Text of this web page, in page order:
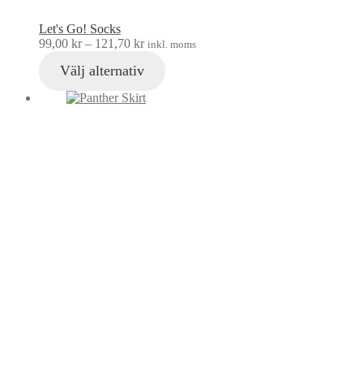
Let's Go! Socks
99,00 kr– 121,70 kr inkl. moms
Välj alternativ